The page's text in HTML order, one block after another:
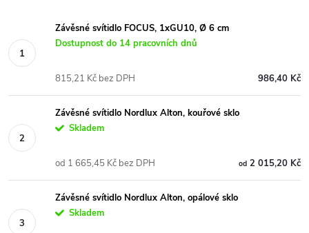
Závěsné svítidlo FOCUS, 1xGU10, Ø 6 cm
Dostupnost do 14 pracovních dnů
986,40 Kč
815,21 Kč bez DPH
Závěsné svítidlo Nordlux Alton, kouřové sklo
Skladem
od2 015,20 Kč
od 1 665,45 Kč bez DPH
Závěsné svítidlo Nordlux Alton, opálové sklo
Skladem